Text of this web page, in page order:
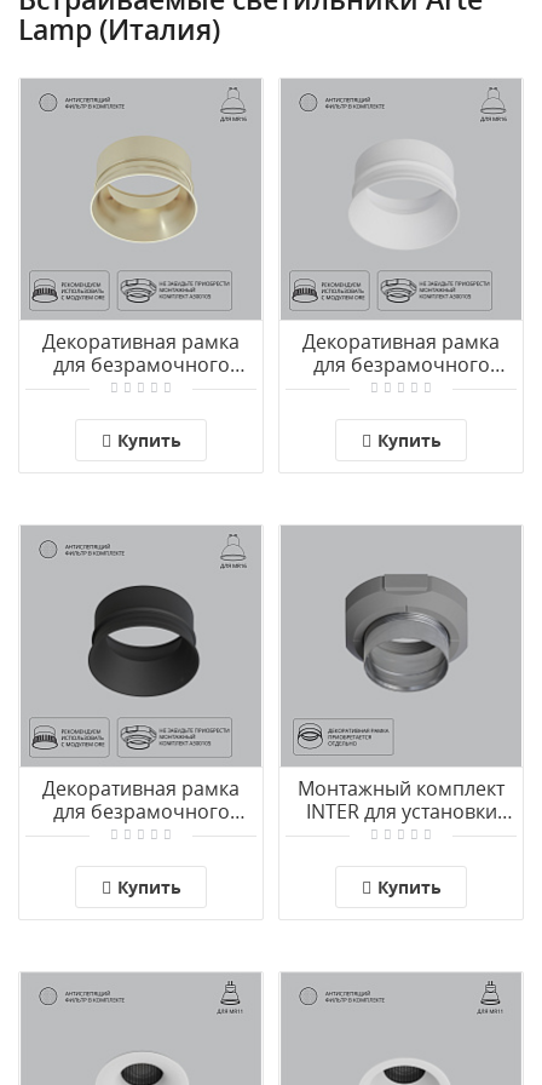
Lamp (Италия)
Декоративная рамка
для безрамочного
светильника Arte Lamp
Купить
Декоративная рамка
для безрамочного
светильника Arte Lamp
Купить
Декоративная рамка
для безрамочного
светильника Arte Lamp
Купить
Монтажный комплект
INTER для установки
безрамочного
натяжной потолок из
ПВХ Arte Lamp INTER
A300105
Купить